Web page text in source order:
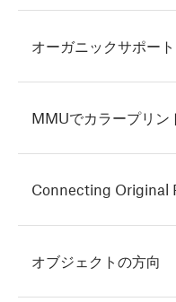
オーガニックサポート
MMUでカラープリン
Connecting Original
オブジェクトの方向